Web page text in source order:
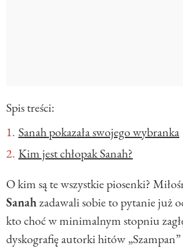
Spis treści:
Sanah pokazała swojego wybranka
Kim jest chłopak Sanah?
O kim są te wszystkie piosenki?
Sanahzadawali sobie to pytanie już
kto choć w minimalnym stopniu
dyskografię autorki hitów